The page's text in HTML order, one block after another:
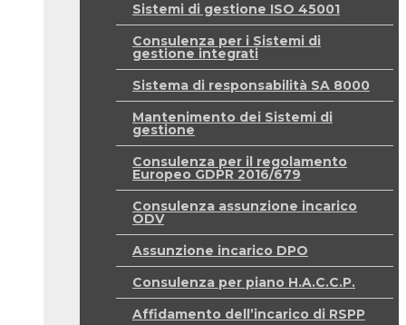
Sistemi di gestione ISO 45001
Consulenza per i Sistemi di
gestione integrati
Sistema di responsabilità SA 8000
Mantenimento dei Sistemi di
gestione
Consulenza per il regolamento
Europeo GDPR 2016/679
Consulenza assunzione incarico
ODV
Assunzione incarico DPO
Consulenza per piano H.A.C.C.P.
Affidamento dell’incarico di RSPP